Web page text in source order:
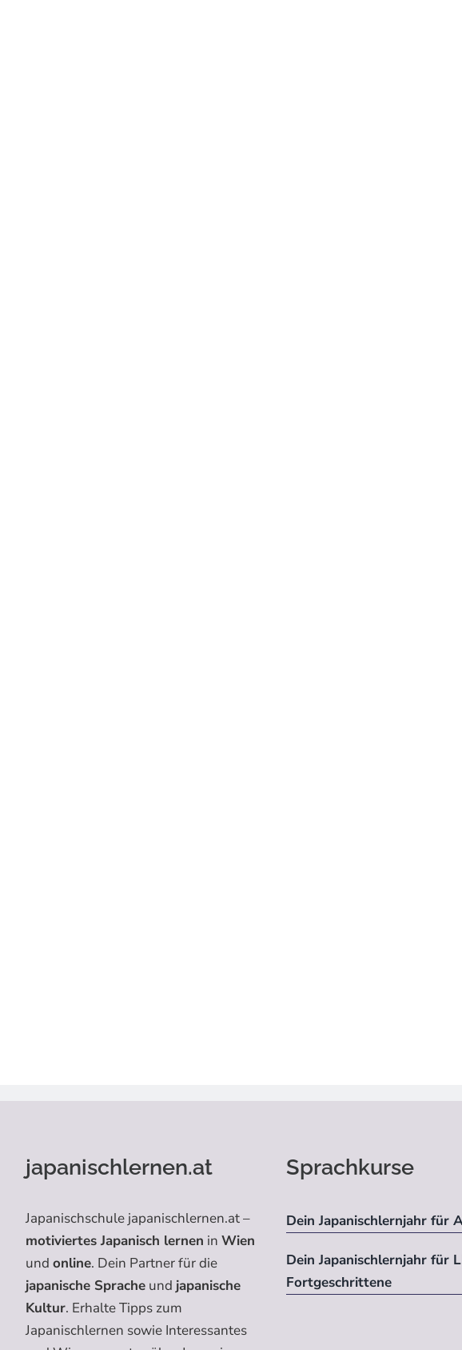
japanischlernen.at
Japanischschule japanischlernen.at –
motiviertes Japanisch lernen in Wien
und online. Dein Partner für die
japanische Spracheund japanische
Kultur. Erhalte Tipps zum
Japanischlernen sowie Interessantes
Sprachkurse
Dein Japanischlernjahr für
Dein Japanischlernjahr für
Fortgeschrittene